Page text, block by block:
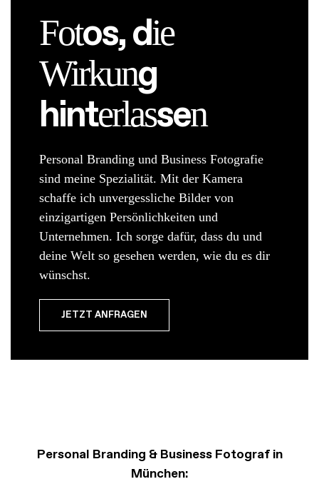
Fotos, die
Wirkung
hinterlassen
Personal Branding und Business Fotografie
sind meine Spezialität. Mit der Kamera
schaffe ich unvergessliche Bilder von
einzigartigen Persönlichkeiten und
Unternehmen. Ich sorge dafür, dass du und
deine Welt so gesehen werden, wie du es dir
wünschst.
JETZT ANFRAGEN
Personal Branding & Business Fotograf in
München: